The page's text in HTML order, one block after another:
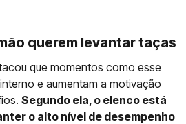
querem levantar taças
que momentos como esse
e aumentam a motivação
Segundo ela, o elenco está
o alto nível de desempenho